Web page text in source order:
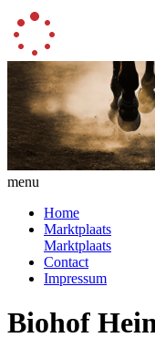
menu
Home
Marktplaats
Marktplaats
Contact
Impressum
Biohof